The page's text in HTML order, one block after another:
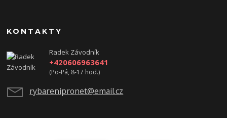
KONTAKTY
Radek Závodník
+420606963641
(Po-Pá, 8-17 hod.)
rybarenipronet@email.cz